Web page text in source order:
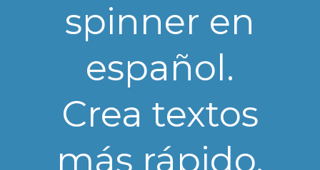
spinner en
español.
Crea textos
más rápido.